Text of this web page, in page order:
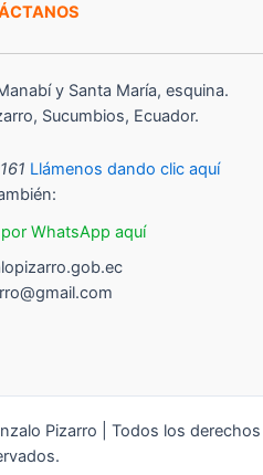
y Santa María, esquina.
Sucumbios, Ecuador.
Llámenos dando clic aquí
WhatsApp aquí
Pizarro | Todos los derechos